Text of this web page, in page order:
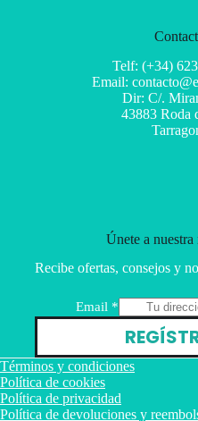
Telf: (+34)
Email:
Dir: C/.
43883 Roda
Únete a nuestra
Recibe ofertas, consejos y
m
i
l
Email *
Términos y condiciones
Política de cookies
Política de privacidad
Política de devoluciones y